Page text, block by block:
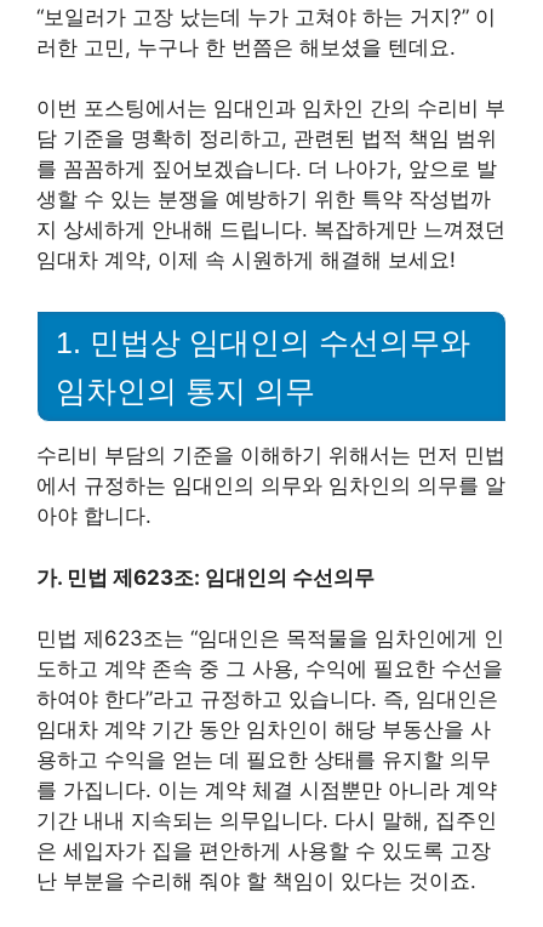
“보일러가 고장 났는데 누가 고쳐야 하는 거지?” 이
러한 고민, 누구나 한 번쯤은 해보셨을 텐데요.
이번 포스팅에서는 임대인과 임차인 간의 수리비 부
담 기준을 명확히 정리하고, 관련된 법적 책임 범위
를 꼼꼼하게 짚어보겠습니다. 더 나아가, 앞으로 발
생할 수 있는 분쟁을 예방하기 위한 특약 작성법까
지 상세하게 안내해 드립니다. 복잡하게만 느껴졌던
임대차 계약, 이제 속 시원하게 해결해 보세요!
1. 민법상 임대인의 수선의무와
임차인의 통지 의무
수리비 부담의 기준을 이해하기 위해서는 먼저 민법
에서 규정하는 임대인의 의무와 임차인의 의무를 알
아야 합니다.
가. 민법 제623조: 임대인의 수선의무
민법 제623조는 “임대인은 목적물을 임차인에게 인
도하고 계약 존속 중 그 사용, 수익에 필요한 수선을
하여야 한다”라고 규정하고 있습니다. 즉, 임대인은
임대차 계약 기간 동안 임차인이 해당 부동산을 사
용하고 수익을 얻는 데 필요한 상태를 유지할 의무
를 가집니다. 이는 계약 체결 시점뿐만 아니라 계약
기간 내내 지속되는 의무입니다. 다시 말해, 집주인
은 세입자가 집을 편안하게 사용할 수 있도록 고장
난 부분을 수리해 줘야 할 책임이 있다는 것이죠.